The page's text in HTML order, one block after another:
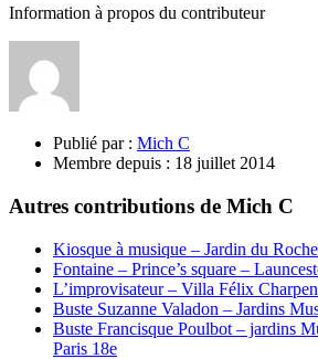
Information à propos du contributeur
Publié par : Mich C
Membre depuis : 18 juillet 2014
Autres contributions de Mich C
Kiosque à musique – Jardin du
Fontaine – Prince’s square –
L’improvisateur – Villa Félix
Buste Suzanne Valadon – Jardins
Buste Francisque Poulbot – jardins
Paris 18e